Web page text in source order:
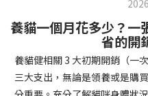
多步驟動作等。使用延遲獎勵
也能保持良好行為。引入不同
幫助幼犬在各種情境下都能聽
是一次性的，而是需要持續維
要定期複習，防止行為退化。
的貓咪，如拉肚子超過2-3天，
供觀察紀錄給予獸醫師進行專
果飼主有發現貓咪拉肚子的情
食方便相關，回想是否進食
抓癢或舔舐特定部位，同時伴
咪掉毛原因3. 營養不足貓咪的
食中缺乏必要的蛋白質、脂
6）、維生素或礦物質時，毛
落。長期餵食低品質或不均衡
養貓一個月花多少？一
省的開
養貓健相關 3 大初期開銷（一
三大支出，無論是領養或是購